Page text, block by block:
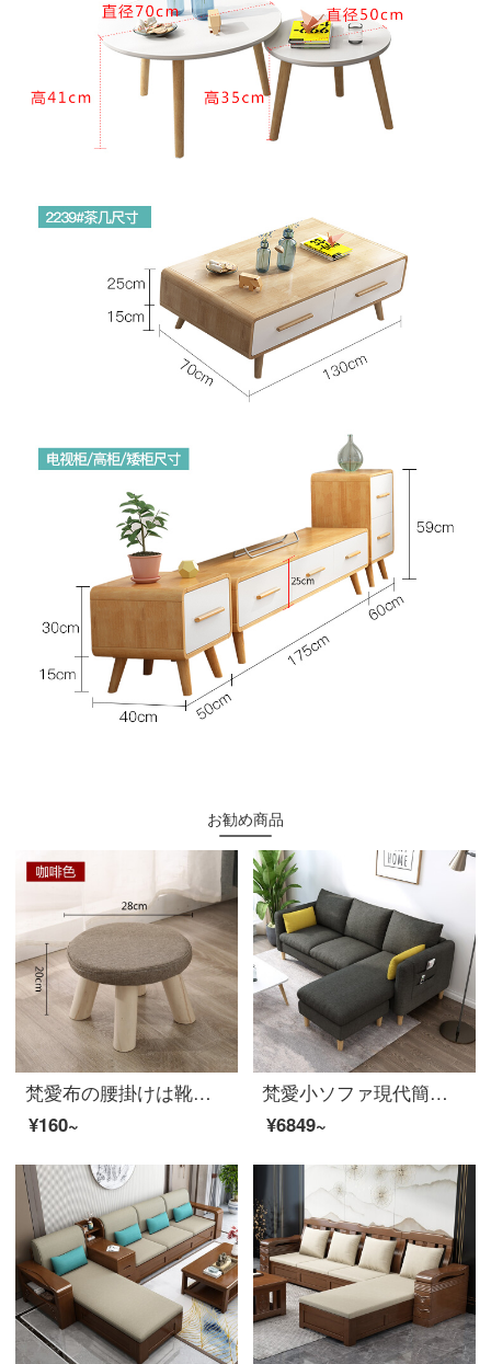
お勧め商品
梵愛布の腰掛けは靴の腰掛けを交換します。丸い腰掛けは創意的です。*1布の腰掛けは一つ（色はランダムです。）
¥160~
梵愛小ソファ現代簡単北欧スタイルの小さな家型布芸ソファ綿麻ソファセットリビング家具3人の色備考
¥6849~